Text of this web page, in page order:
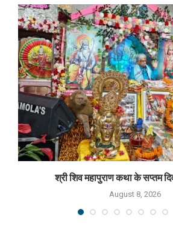
श्री शिव महापुराण कथा के सप्तम
August 8, 2026